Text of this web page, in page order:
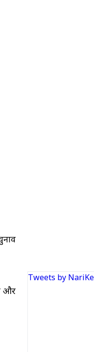
और
Tweets by